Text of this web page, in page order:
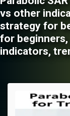
vs other
strategy for
for beginners,
indicators,